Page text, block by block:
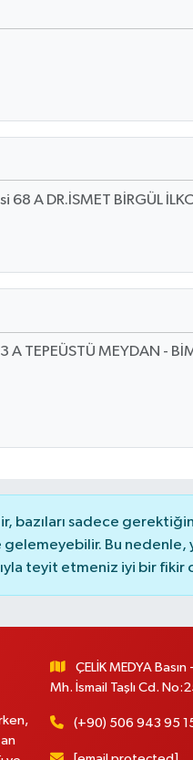
A DR.İSMET BİRGÜL
TEPEÜSTÜ MEYDAN -
bazıları sadece
Bu nedenle,
teyit etmeniz iyi bir fikir
ÇELİK MEDYA
Mh. İsmail Taşlı Cd.
(+90) 506 943 95